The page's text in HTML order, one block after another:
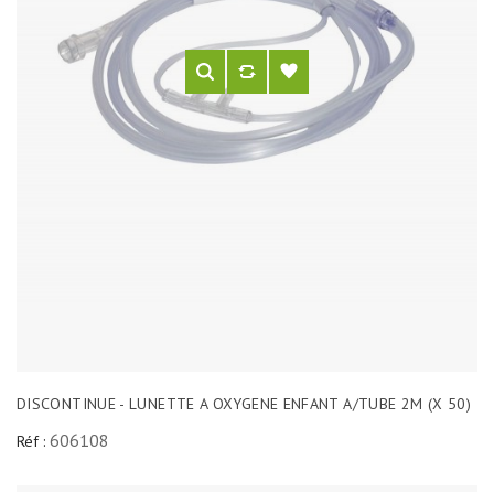
DISCONTINUE - LUNETTE A OXYGENE ENFANT A/TUBE 2M (X 50)
Réf : 606108